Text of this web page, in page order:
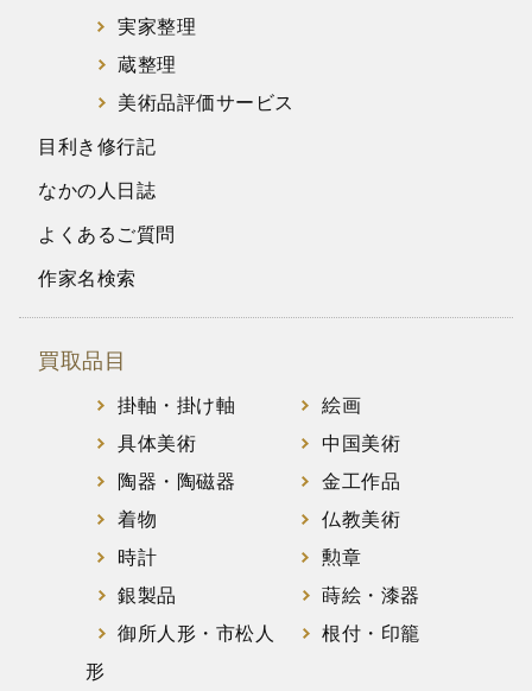
実家整理
蔵整理
美術品評価サービス
目利き修行記
なかの人日誌
よくあるご質問
作家名検索
買取品目
掛軸・掛け軸
絵画
具体美術
中国美術
陶器・陶磁器
金工作品
着物
仏教美術
時計
勲章
銀製品
蒔絵・漆器
御所人形・市松人
形
根付・印籠